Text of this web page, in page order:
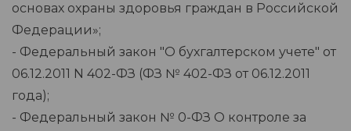
основах охраны здоровья граждан в Российской
Федерации»;
- Федеральный закон "О бухгалтерском учете" от
06.12.2011 N 402-ФЗ (ФЗ № 402-ФЗ от 06.12.2011
года);
- Федеральный закон № 0-ФЗ О контроле за